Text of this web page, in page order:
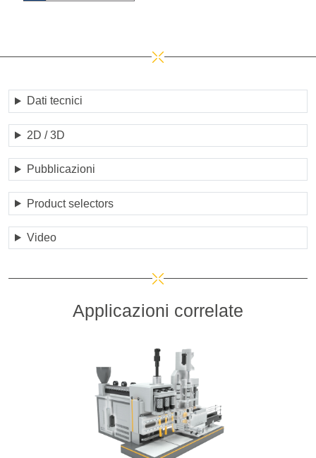
Dati tecnici
2D / 3D
Pubblicazioni
Product selectors
Video
Applicazioni correlate